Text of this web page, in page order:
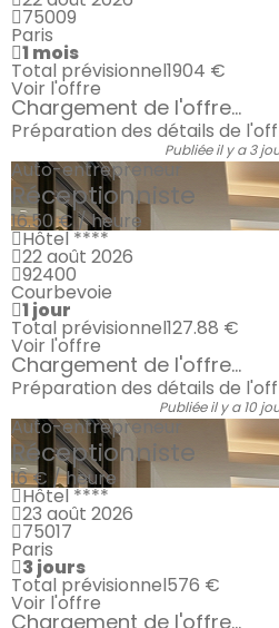
75009
Paris
1 mois
Total prévisionnel1904 €
Voir l'offre
Chargement de l'offre...
Préparation des détails de
Publiée il y a 3
Auto-entrepreneur
Réceptionniste
16.50 € / heure
Hôtel ****
22 août 2026
92400
Courbevoie
1 jour
Total prévisionnel127.88 €
Voir l'offre
Chargement de l'offre...
Préparation des détails de
Publiée il y a 10
Auto-entrepreneur
Réceptionniste
16 € / heure
Hôtel ****
23 août 2026
75017
Paris
3 jours
Total prévisionnel576 €
Voir l'offre
Chargement de l'offre...